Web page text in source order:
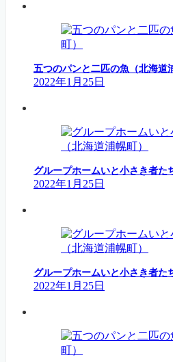
五つのパンと二匹の魚（北海道
2022年1月25日
グループホームいと小さき者た
2022年1月25日
グループホームいと小さき者た
2022年1月25日